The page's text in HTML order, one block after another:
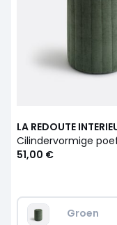
LA REDOUTE
51,00 €
Groen